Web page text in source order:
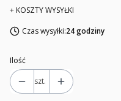
+ KOSZTY WYSYŁKI
Czas wysyłki:24 godziny
Ilość
szt.